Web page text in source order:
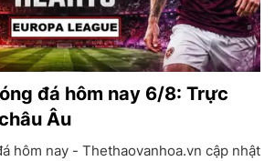
đá hôm nay 6/8: Trực
Âu
hôm nay - Thethaovanhoa.vn cập nhật